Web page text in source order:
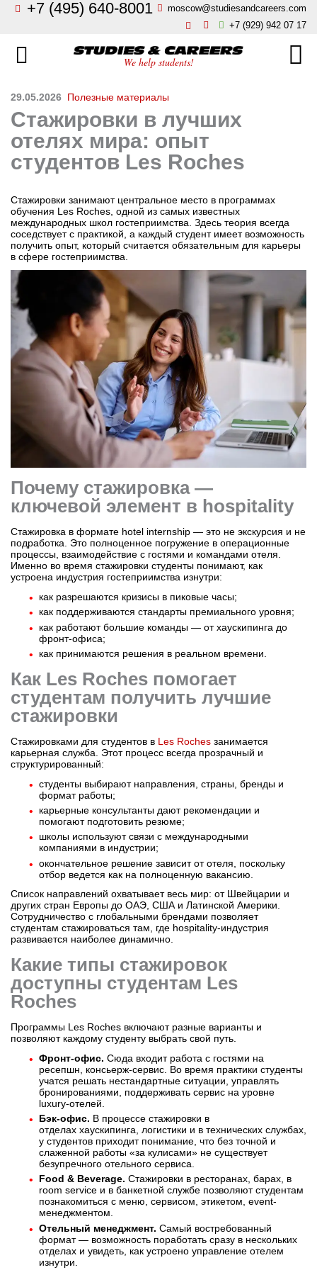
+7 (495) 640-8001
moscow@studiesandcareers.com
+7 (929) 942 07 17
We help students!
Бизнес, менеджмент, финансы
Искусство, мода, дизайн
Архитектура и инжиниринг
Языковые школы
Гостиничный бизнес, туризм
Кулинарное искусство
Бординговые школы
Другие направления
29.05.2026 Полезные материалы
Стажировки в лучших
отелях мира: опыт
студентов Les Roches
Стажировки занимают центральное место в программах
обучения Les Roches, одной из самых известных
международных школ гостеприимства. Здесь теория всегда
соседствует с практикой, а каждый студент имеет возможность
получить опыт, который считается обязательным для карьеры
в сфере гостеприимства.
Почему стажировка —
ключевой элемент в hospitality
Стажировка в формате hotel internship — это не экскурсия и не
подработка. Это полноценное погружение в операционные
процессы, взаимодействие с гостями и командами отеля.
Именно во время стажировки студенты понимают, как
устроена индустрия гостеприимства изнутри:
как разрешаются кризисы в пиковые часы;
как поддерживаются стандарты премиального уровня;
как работают большие команды — от хаускипинга до
фронт-офиса;
как принимаются решения в реальном времени.
Как Les Roches помогает
студентам получить лучшие
стажировки
Стажировками для студентов в Les Roches занимается
карьерная служба. Этот процесс всегда прозрачный и
структурированный:
студенты выбирают направления, страны, бренды и
формат работы;
карьерные консультанты дают рекомендации и
помогают подготовить резюме;
школы используют связи с международными
компаниями в индустрии;
окончательное решение зависит от отеля, поскольку
отбор ведется как на полноценную вакансию.
Список направлений охватывает весь мир: от Швейцарии и
других стран Европы до ОАЭ, США и Латинской Америки.
Сотрудничество с глобальными брендами позволяет
студентам стажироваться там, где hospitality-индустрия
развивается наиболее динамично.
Какие типы стажировок
доступны студентам Les
Roches
Программы Les Roches включают разные варианты и
позволяют каждому студенту выбрать свой путь.
Фронт-офис. Сюда входит работа с гостями на
ресепшн, консьерж-сервис. Во время практики студенты
учатся решать нестандартные ситуации, управлять
бронированиями, поддерживать сервис на уровне
luxury-отелей.
Бэк-офис. В процессе стажировки в
отделах хаускипинга, логистики и в технических службах,
у студентов приходит понимание, что без точной и
слаженной работы «за кулисами» не существует
безупречного отельного сервиса.
Food & Beverage. Стажировки в ресторанах, барах, в
room service и в банкетной службе позволяют студентам
познакомиться с меню, сервисом, этикетом, event-
менеджментом.
Отельный менеджмент. Самый востребованный
формат — возможность поработать сразу в нескольких
отделах и увидеть, как устроено управление отелем
изнутри.
Главная
Направления
О нас
Новости
Отзывы
Контакты